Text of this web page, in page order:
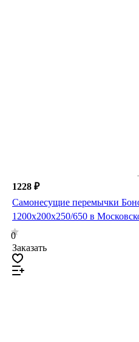
1228 ₽
Самонесущие перемычки
1200х200х250/650 в
0
Заказать